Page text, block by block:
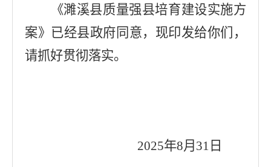
《濉溪县质量强县培育建设实施方
案》已经县政府同意，现印发给你们，
请抓好贯彻落实。
2025年8月 31 日